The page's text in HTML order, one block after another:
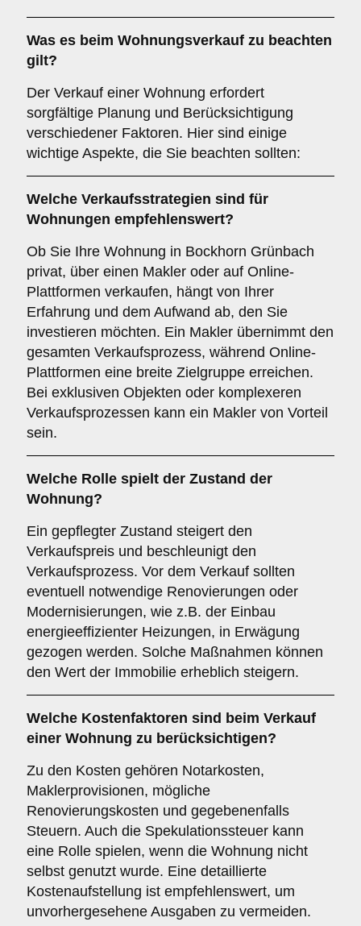
Was es beim Wohnungsverkauf zu beachten
gilt?
Der Verkauf einer Wohnung erfordert
sorgfältige Planung und Berücksichtigung
verschiedener Faktoren. Hier sind einige
wichtige Aspekte, die Sie beachten sollten:
Welche Verkaufsstrategien sind für
Wohnungen empfehlenswert?
Ob Sie Ihre Wohnung in Bockhorn Grünbach
privat, über einen Makler oder auf Online-
Plattformen verkaufen, hängt von Ihrer
Erfahrung und dem Aufwand ab, den Sie
investieren möchten. Ein Makler übernimmt den
gesamten Verkaufsprozess, während Online-
Plattformen eine breite Zielgruppe erreichen.
Bei exklusiven Objekten oder komplexeren
Verkaufsprozessen kann ein Makler von Vorteil
sein.
Welche Rolle spielt der Zustand der
Wohnung?
Ein gepflegter Zustand steigert den
Verkaufspreis und beschleunigt den
Verkaufsprozess. Vor dem Verkauf sollten
eventuell notwendige Renovierungen oder
Modernisierungen, wie z.B. der Einbau
energieeffizienter Heizungen, in Erwägung
gezogen werden. Solche Maßnahmen können
den Wert der Immobilie erheblich steigern.
Welche Kostenfaktoren sind beim Verkauf
einer Wohnung zu berücksichtigen?
Zu den Kosten gehören Notarkosten,
Maklerprovisionen, mögliche
Renovierungskosten und gegebenenfalls
Steuern. Auch die Spekulationssteuer kann
eine Rolle spielen, wenn die Wohnung nicht
selbst genutzt wurde. Eine detaillierte
Kostenaufstellung ist empfehlenswert, um
unvorhergesehene Ausgaben zu vermeiden.